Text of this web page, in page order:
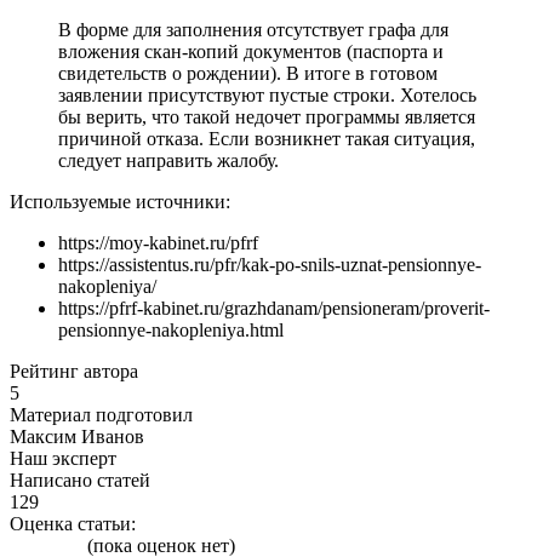
В форме для заполнения отсутствует графа для
вложения скан-копий документов (паспорта и
свидетельств о рождении). В итоге в готовом
заявлении присутствуют пустые строки. Хотелось
бы верить, что такой недочет программы является
причиной отказа. Если возникнет такая ситуация,
следует направить жалобу.
Используемые источники:
https://moy-kabinet.ru/pfrf
https://assistentus.ru/pfr/kak-po-snils-uznat-pensionnye-
nakopleniya/
https://pfrf-kabinet.ru/grazhdanam/pensioneram/proverit-
pensionnye-nakopleniya.html
Рейтинг автора
5
Материал подготовил
Максим Иванов
Наш эксперт
Написано статей
129
Оценка статьи:
(пока оценок нет)